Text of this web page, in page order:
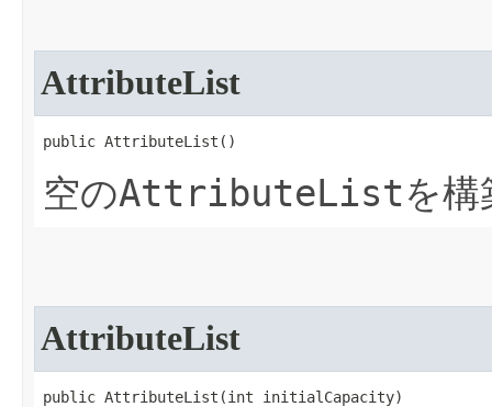
AttributeList
public AttributeList​()
空のAttributeListを
AttributeList
public AttributeList​(int initialCapacity)